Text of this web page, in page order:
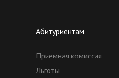
Абитуриентам
Приемная комиссия
Льготы